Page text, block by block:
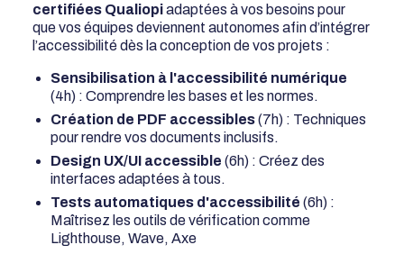
certifiées Qualiopiadaptées à vos besoins pour
que vos équipes deviennent autonomes afin d’intégrer
l’accessibilité dès la conception de vos projets :
Sensibilisation à l'accessibilité numérique
(4h) : Comprendre les bases et les normes.
Création de PDF accessibles(7h) : Techniques
pour rendre vos documents inclusifs.
Design UX/UI accessible (6h) : Créez des
interfaces adaptées à tous.
Tests automatiques d'accessibilité (6h) :
Maîtrisez les outils de vérification comme
Lighthouse, Wave, Axe